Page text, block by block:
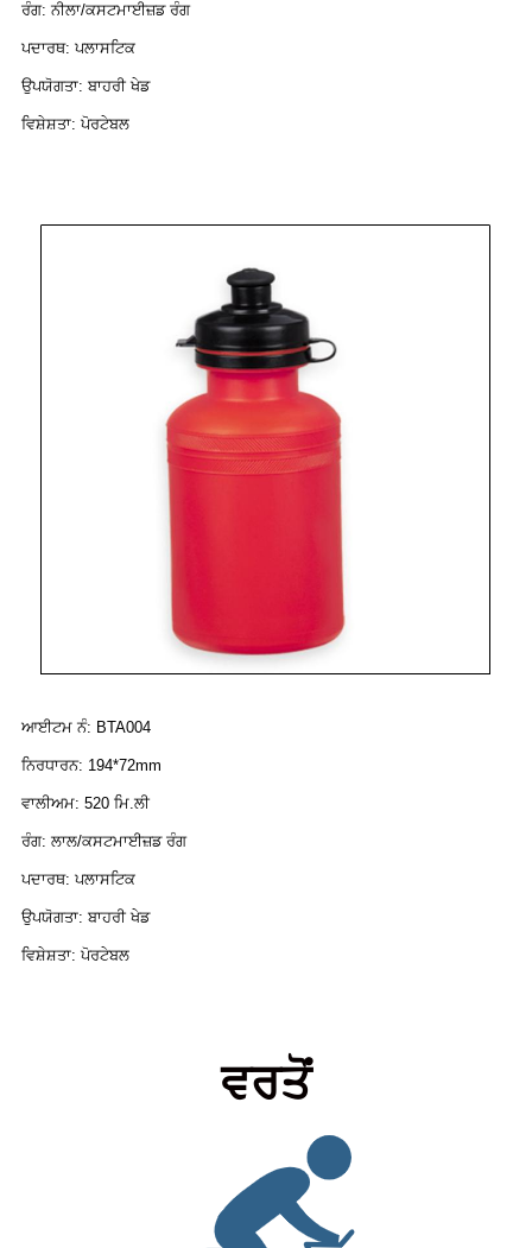
ਰੰਗ: ਨੀਲਾ/ਕਸਟਮਾਈਜ਼ਡ ਰੰਗ
ਪਦਾਰਥ: ਪਲਾਸਟਿਕ
ਉਪਯੋਗਤਾ: ਬਾਹਰੀ ਖੇਡ
ਵਿਸ਼ੇਸ਼ਤਾ: ਪੋਰਟੇਬਲ
ਆਈਟਮ ਨੰ: BTA004
ਨਿਰਧਾਰਨ: 194*72mm
ਵਾਲੀਅਮ: 520 ਮਿ.ਲੀ
ਰੰਗ: ਲਾਲ/ਕਸਟਮਾਈਜ਼ਡ ਰੰਗ
ਪਦਾਰਥ: ਪਲਾਸਟਿਕ
ਉਪਯੋਗਤਾ: ਬਾਹਰੀ ਖੇਡ
ਵਿਸ਼ੇਸ਼ਤਾ: ਪੋਰਟੇਬਲ
ਵਰਤੋਂ